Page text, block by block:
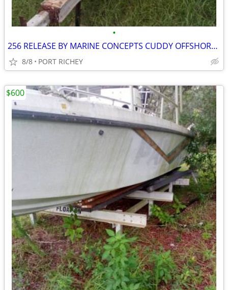
•
256 RELEASE BY MARINE CONCEPTS CUDDY OFFSHORE PROJECT
8/8 PORT RICHEY
$600